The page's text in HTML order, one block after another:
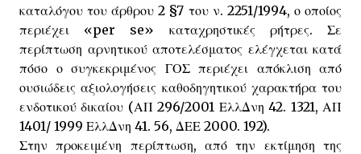
καταλόγου του άρθρου 2 §7 του ν. 2251/1994, ο οποίος
περιέχει «per se» καταχρηστικές ρήτρες. Σε
περίπτωση αρνητικού αποτελέσματος ελέγχεται κατά
πόσο ο συγκεκριμένος ΓΟΣ περιέχει απόκλιση από
ουσιώδεις αξιολογήσεις καθοδηγητικού χαρακτήρα του
ενδοτικού δικαίου (ΑΠ 296/2001 ΕλλΔνη 42. 1321, ΑΠ
1401/ 1999 ΕλλΔνη 41. 56, ΔΕΕ 2000. 192).
Στην προκειμένη περίπτωση, από την εκτίμηση της